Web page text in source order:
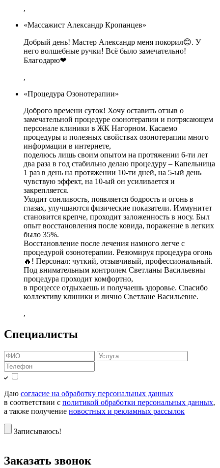
,
«Массажист Александр Кропанцев»
Добрый день! Мастер Александр меня покорил😊. У
него волшебные ручки! Всё было замечательно!
Благодарю❤
,
«Процедура Озонотерапии»
Доброго времени суток! Хочу оставить отзыв о
замечательной процедуре озонотерапии и потрясающем
персонале клиники в ЖК Нагорном. Касаемо
процедуры и полезных свойствах озонотерапии много
информации в интернете,
поделюсь лишь своим опытом на протяжении 6-ти лет
два раза в год стабильно делаю процедуру – Капельница
1 раз в день на протяжении 10-ти дней, на 5-ый день
чувствую эффект, на 10-ый он усиливается и
закрепляется.
Уходит сонливость, появляется бодрость и огонь в
глазах, улучшаются физические показатели. Иммунитет
становится крепче, проходит заложенность в носу. Был
опыт восстановления после ковида, поражение в легких
было 35%.
Восстановление после лечения намного легче с
процедурой озонотерапии. Резюмируя процедура огонь
🔥! Персонал: чуткий, отзывчивый, профессиональный.
Под внимательным контролем Светланы Васильевны
процедура проходит комфортно,
в процессе отдыхаешь и получаешь здоровье. Спасибо
коллективу клиники и лично Светлане Васильевне.
,
Специалисты
Даю согласие на обработку персональных данных
в соответствии с политикой обработки персональных данных,
а также получение новостных и рекламных рассылок
Записываюсь!
Заказать звонок